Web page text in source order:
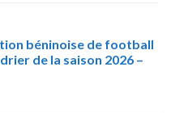
béninoise de football
de la saison 2026 –